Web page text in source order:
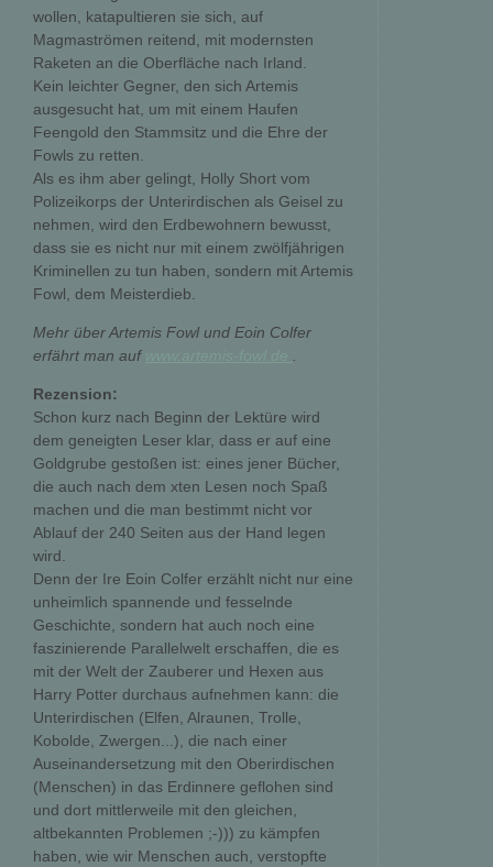
wollen, katapultieren sie sich, auf
Magmaströmen reitend, mit modernsten
Raketen an die Oberfläche nach Irland.
Kein leichter Gegner, den sich Artemis
ausgesucht hat, um mit einem Haufen
Feengold den Stammsitz und die Ehre der
Fowls zu retten.
Als es ihm aber gelingt, Holly Short vom
Polizeikorps der Unterirdischen als Geisel zu
nehmen, wird den Erdbewohnern bewusst,
dass sie es nicht nur mit einem zwölfjährigen
Kriminellen zu tun haben, sondern mit Artemis
Fowl, dem Meisterdieb.
Mehr über Artemis Fowl und Eoin Colfer
erfährt man auf
Rezension:
Schon kurz nach Beginn der Lektüre wird
dem geneigten Leser klar, dass er auf eine
Goldgrube gestoßen ist: eines jener Bücher,
die auch nach dem xten Lesen noch Spaß
machen und die man bestimmt nicht vor
Ablauf der 240 Seiten aus der Hand legen
wird.
Denn der Ire Eoin Colfer erzählt nicht nur eine
unheimlich spannende und fesselnde
Geschichte, sondern hat auch noch eine
faszinierende Parallelwelt erschaffen, die es
mit der Welt der Zauberer und Hexen aus
Harry Potter durchaus aufnehmen kann: die
Unterirdischen (Elfen, Alraunen, Trolle,
Kobolde, Zwergen...), die nach einer
Auseinandersetzung mit den Oberirdischen
(Menschen) in das Erdinnere geflohen sind
und dort mittlerweile mit den gleichen,
altbekannten Problemen ;-))) zu kämpfen
haben, wie wir Menschen auch, verstopfte